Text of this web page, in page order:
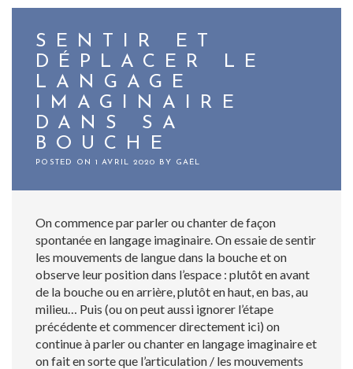
SENTIR ET
DÉPLACER LE
LANGAGE
IMAGINAIRE
DANS SA
BOUCHE
POSTED ON 1 AVRIL 2020 BY GAËL
On commence par parler ou chanter de façon
spontanée en langage imaginaire. On essaie de sentir
les mouvements de langue dans la bouche et on
observe leur position dans l’espace : plutôt en avant
de la bouche ou en arrière, plutôt en haut, en bas, au
milieu… Puis (ou on peut aussi ignorer l’étape
précédente et commencer directement ici) on
continue à parler ou chanter en langage imaginaire et
on fait en sorte que l’articulation / les mouvements